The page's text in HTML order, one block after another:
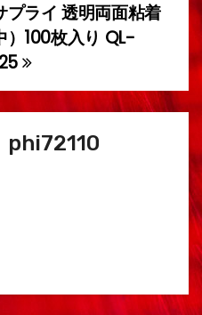
プライ 透明両面粘着
）100枚入り QL-
phi72110